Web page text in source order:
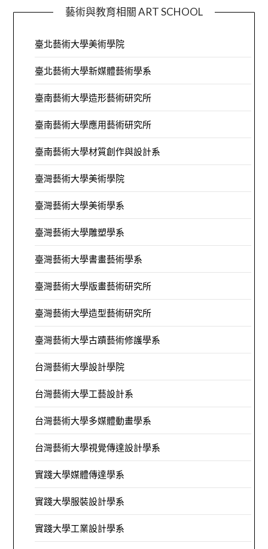
藝術與教育相關 ART SCHOOL
臺北藝術大學美術學院
臺北藝術大學新媒體藝術學系
臺南藝術大學造形藝術研究所
臺南藝術大學應用藝術研究所
臺南藝術大學材質創作與設計系
臺灣藝術大學美術學院
臺灣藝術大學美術學系
臺灣藝術大學雕塑學系
臺灣藝術大學書畫藝術學系
臺灣藝術大學版畫藝術研究所
臺灣藝術大學造型藝術研究所
臺灣藝術大學古蹟藝術修護學系
台灣藝術大學設計學院
台灣藝術大學工藝設計系
台灣藝術大學多媒體動畫學系
台灣藝術大學視覺傳達設計學系
實踐大學媒體傳達學系
實踐大學服裝設計學系
實踐大學工業設計學系